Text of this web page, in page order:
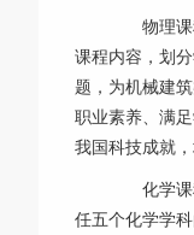
物理课程
课程内容，划
题，为机械建
职业素养、满
我国科技成就
化学课
任五个化学学